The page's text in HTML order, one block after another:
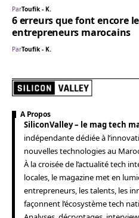
ParToufik - K.
6 erreurs que font encore
entrepreneurs marocains
ParToufik - K.
A Propos
SiliconValley – le mag tech
indépendante dédiée à
nouvelles technologies au
À la croisée de l’actualité tech
locales, le magazine met en
entrepreneurs, les talents, les
façonnent l’écosystème tech